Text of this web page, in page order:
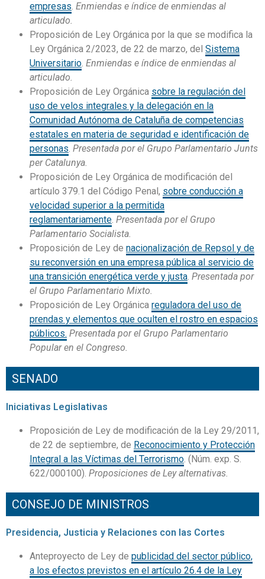
empresas. Enmiendas e índice de enmiendas al
articulado.
Proposición de Ley Orgánica por la que se modifica la
Ley Orgánica 2/2023, de 22 de marzo, del Sistema
Universitario. Enmiendas e índice de enmiendas al
articulado.
Proposición de Ley Orgánica sobre la regulación del
uso de velos integrales y la delegación en la
Comunidad Autónoma de Cataluña de competencias
estatales en materia de seguridad e identificación de
personas. Presentada por el Grupo Parlamentario Junts
per Catalunya.
Proposición de Ley Orgánica de modificación del
artículo 379.1 del Código Penal, sobre conducción a
velocidad superior a la permitida
reglamentariamente. Presentada por el Grupo
Parlamentario Socialista.
Proposición de Ley de nacionalización de Repsol y de
su reconversión en una empresa pública al servicio de
una transición energética verde y justa. Presentada por
el Grupo Parlamentario Mixto.
Proposición de Ley Orgánica reguladora del uso de
prendas y elementos que oculten el rostro en espacios
públicos. Presentada por el Grupo Parlamentario
Popular en el Congreso.
SENADO
Iniciativas Legislativas
Proposición de Ley de modificación de la Ley 29/2011,
de 22 de septiembre, de Reconocimiento y Protección
Integral a las Víctimas del Terrorismo. (Núm. exp. S.
622/000100). Proposiciones de Ley alternativas.
CONSEJO DE MINISTROS
Presidencia, Justicia y Relaciones con las Cortes
Anteproyecto de Ley de publicidad del sector público,
a los efectos previstos en el artículo 26.4 de la Ley